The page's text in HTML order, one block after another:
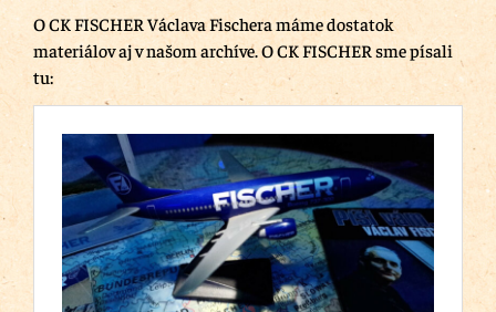
O CK FISCHER Václava Fischera máme dostatok
materiálov aj v našom archíve. O CK FISCHER sme písali
tu: